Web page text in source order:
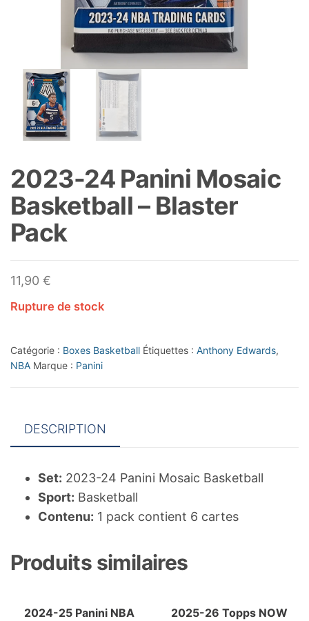
2023-24 Panini Mosaic
Basketball – Blaster
Pack
11,90 €
Rupture de stock
Catégorie : Boxes Basketball Étiquettes : Anthony Edwards,
NBA Marque : Panini
DESCRIPTION
Set: 2023-24 Panini Mosaic Basketball
Sport: Basketball
Contenu: 1 pack contient 6 cartes
Produits similaires
2024-25 Panini NBA
2025-26 Topps NOW